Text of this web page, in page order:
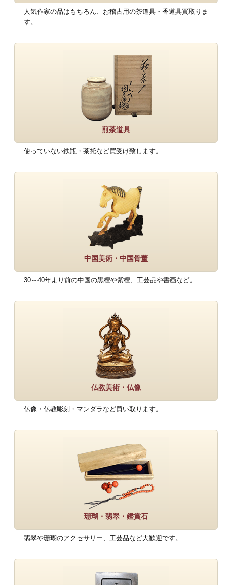
人気作家の品はもちろん、お稽古用の茶道具・香道具買取りま
す。
煎茶道具
使っていない鉄瓶・茶托など買受け致します。
中国美術・中国骨董
30～40年より前の中国の黒檀や紫檀、工芸品や書画など。
仏教美術・仏像
仏像・仏教彫刻・マンダラなど買い取ります。
珊瑚・翡翠・鑑賞石
翡翠や珊瑚のアクセサリー、工芸品など大歓迎です。